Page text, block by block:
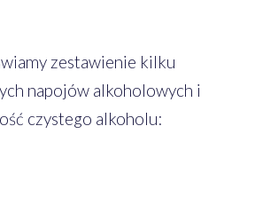
zestawienie kilku
napojów alkoholowych i
czystego alkoholu: